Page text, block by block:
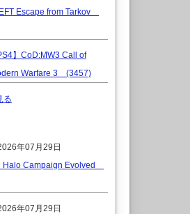
EFT Escape from Tarkov
】CoD:MW3 Call of
Warfare 3 (3457)
る
年07月29日
Halo Campaign Evolved
年07月29日